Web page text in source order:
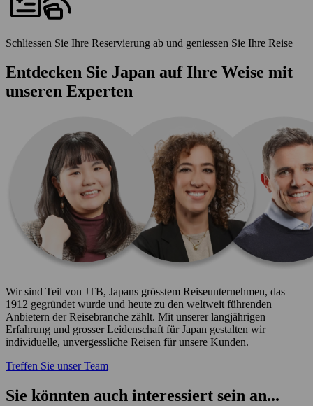
Schliessen Sie Ihre Reservierung ab und geniessen Sie Ihre Reise
Entdecken Sie Japan auf Ihre Weise mit
unseren Experten
Wir sind Teil von JTB, Japans grösstem Reiseunternehmen, das
1912 gegründet wurde und heute zu den weltweit führenden
Anbietern der Reisebranche zählt. Mit unserer langjährigen
Erfahrung und grosser Leidenschaft für Japan gestalten wir
individuelle, unvergessliche Reisen für unsere Kunden.
Treffen Sie unser Team
Sie könnten auch interessiert sein an...